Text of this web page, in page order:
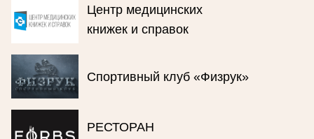
Центр медицинских
книжек и справок
Спортивный клуб «Физрук»
РЕСТОРАН